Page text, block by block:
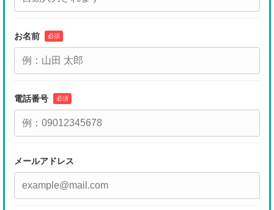
お名前 必須
電話番号 必須
メールアドレス